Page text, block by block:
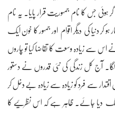
جس کا نام جمہوریت قرار پایا۔ یہ نام
دنیا کی دیگر اقوام اور جمہور کا خون ایک
سے زیادہ وسعت کا تقاضا کیا تو چاروں
آج کل زندگی کی نئی قدروں نے دستور
سے فرد کو زیادہ سے زیادہ بے دخل کر
رنگ دیا جائے۔ ظاہر ہے کہ اس نظرئیے کا